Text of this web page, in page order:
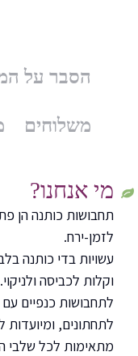
הסבר על
משלוחים
מי אנחנו?
תחבושות כותנה הן
לזמן-ירח.
עשויות בדי כותנה
וקלות לכביסה ולניקוי.
לתחבושות כנפיים
לתחתונים, ומיועדות
מתאימות לכל שלבי